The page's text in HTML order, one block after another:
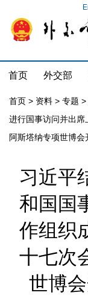
首页 外交部
首页 > 资料 > 专题 >
进行国事访问并出
阿斯塔纳专项世博会
习近平
和国国
作组织
十七次
世博